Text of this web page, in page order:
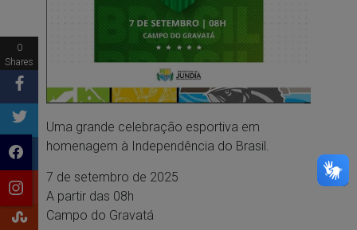
Uma grande celebração esportiva em
homenagem à Independência do Brasil.
7 de setembro de 2025
A partir das 08h
Campo do Gravatá
0
Shares